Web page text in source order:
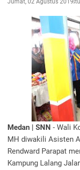
Jumat, 02 Agustus 2019
Medan | SNN - Wali
MH diwakili Asisten
Rendward Parapat
Kampung Lalang